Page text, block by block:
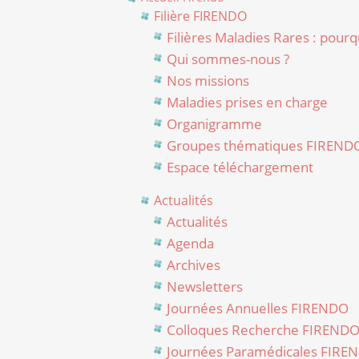
Filière FIRENDO
Filières Maladies Rares :
Qui sommes-nous ?
Nos missions
Maladies prises en charge
Organigramme
Groupes thématiques
Espace téléchargement
Actualités
Actualités
Agenda
Archives
Newsletters
Journées Annuelles FIRENDO
Colloques Recherche FIRENDO
Journées Paramédicales